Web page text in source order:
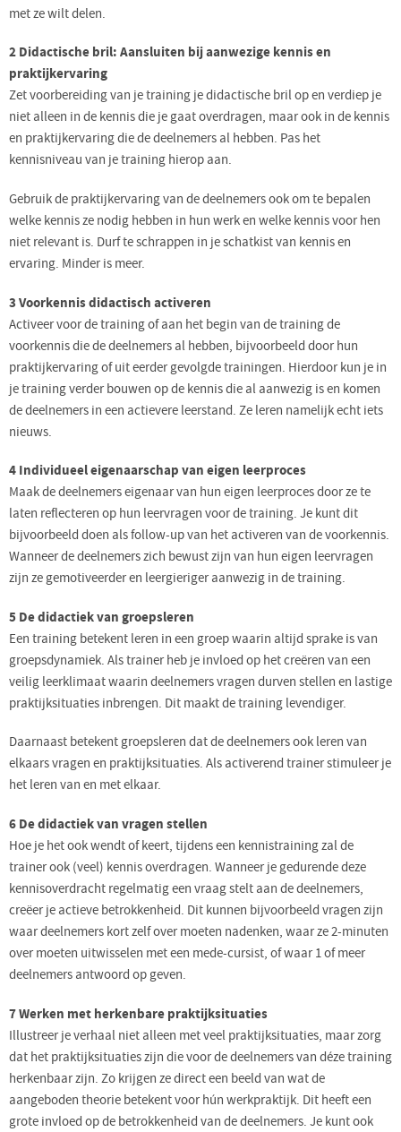
met ze wilt delen.
2 Didactische bril: Aansluiten bij aanwezige kennis en
praktijkervaring
Zet voorbereiding van je training je didactische bril op en verdiep je
niet alleen in de kennis die je gaat overdragen, maar ook in de kennis
en praktijkervaring die de deelnemers al hebben. Pas het
kennisniveau van je training hierop aan.
Gebruik de praktijkervaring van de deelnemers ook om te bepalen
welke kennis ze nodig hebben in hun werk en welke kennis voor hen
niet relevant is. Durf te schrappen in je schatkist van kennis en
ervaring. Minder is meer.
3 Voorkennis didactisch activeren
Activeer voor de training of aan het begin van de training de
voorkennis die de deelnemers al hebben, bijvoorbeeld door hun
praktijkervaring of uit eerder gevolgde trainingen. Hierdoor kun je in
je training verder bouwen op de kennis die al aanwezig is en komen
de deelnemers in een actievere leerstand. Ze leren namelijk echt iets
nieuws.
4 Individueel eigenaarschap van eigen leerproces
Maak de deelnemers eigenaar van hun eigen leerproces door ze te
laten reflecteren op hun leervragen voor de training. Je kunt dit
bijvoorbeeld doen als follow-up van het activeren van de voorkennis.
Wanneer de deelnemers zich bewust zijn van hun eigen leervragen
zijn ze gemotiveerder en leergieriger aanwezig in de training.
5 De didactiek van groepsleren
Een training betekent leren in een groep waarin altijd sprake is van
groepsdynamiek. Als trainer heb je invloed op het creëren van een
veilig leerklimaat waarin deelnemers vragen durven stellen en lastige
praktijksituaties inbrengen. Dit maakt de training levendiger.
Daarnaast betekent groepsleren dat de deelnemers ook leren van
elkaars vragen en praktijksituaties. Als activerend trainer stimuleer je
het leren van en met elkaar.
6 De didactiek van vragen stellen
Hoe je het ook wendt of keert, tijdens een kennistraining zal de
trainer ook (veel) kennis overdragen. Wanneer je gedurende deze
kennisoverdracht regelmatig een vraag stelt aan de deelnemers,
creëer je actieve betrokkenheid. Dit kunnen bijvoorbeeld vragen zijn
waar deelnemers kort zelf over moeten nadenken, waar ze 2-minuten
over moeten uitwisselen met een mede-cursist, of waar 1 of meer
deelnemers antwoord op geven.
7 Werken met herkenbare praktijksituaties
Illustreer je verhaal niet alleen met veel praktijksituaties, maar zorg
dat het praktijksituaties zijn die voor de deelnemers van déze training
herkenbaar zijn. Zo krijgen ze direct een beeld van wat de
aangeboden theorie betekent voor hún werkpraktijk. Dit heeft een
grote invloed op de betrokkenheid van de deelnemers. Je kunt ook